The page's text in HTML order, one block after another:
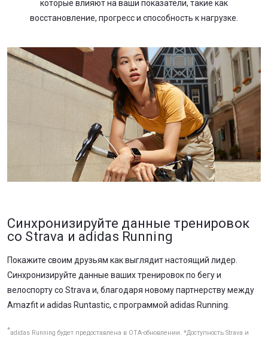
которые влияют на ваши показатели, такие как
восстановление, прогресс и способность к нагрузке.
Синхронизируйте данные тренировок
со Strava и аdidas Running
Покажите своим друзьям как выглядит настоящий лидер.
Синхронизируйте данные ваших тренировок по бегу и
велоспорту со Strava и, благодаря новому партнерству между
Amazfit и adidas Runtastic, с программой adidas Running.
*adidas Running будет предоставлена в OTA-обновлении. *Доступность Strava и